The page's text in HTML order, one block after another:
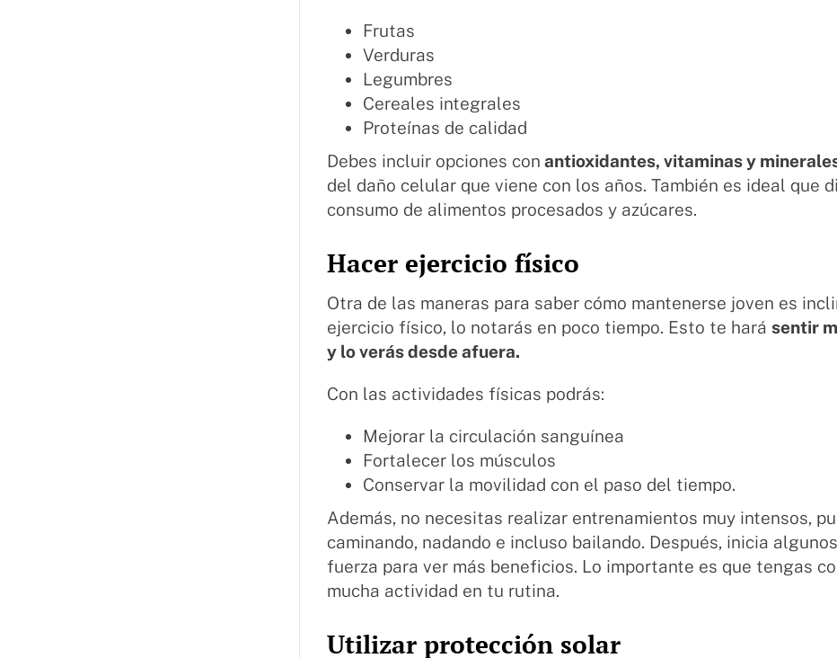
Frutas
Verduras
Legumbres
Cereales integrales
Proteínas de calidad
Debes incluir opciones con antioxidantes, vitaminas y
del daño celular que viene con los años. También es ideal que
consumo de alimentos procesados y azúcares.
Hacer ejercicio físico
Otra de las maneras para saber cómo mantenerse joven es
ejercicio físico, lo notarás en poco tiempo. Esto te harásentir
y lo verás desde afuera.
Con las actividades físicas podrás:
Mejorar la circulación sanguínea
Fortalecer los músculos
Conservar la movilidad con el paso del tiempo.
Además, no necesitas realizar entrenamientos muy intensos,
caminando, nadando e incluso bailando. Después, inicia
fuerza para ver más beneficios. Lo importante es que tengas
mucha actividad en tu rutina.
Utilizar protección solar